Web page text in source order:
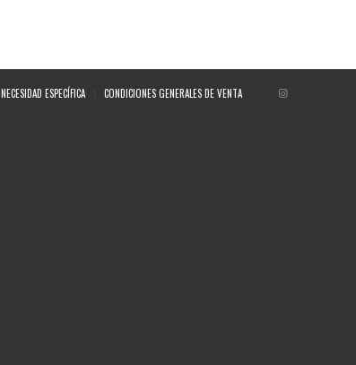
NECESIDAD ESPECÍFICA CONDICIONES GENERALES DE VENTA